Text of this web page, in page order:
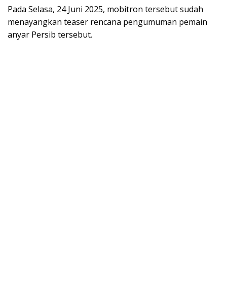
Pada Selasa, 24 Juni 2025, mobitron tersebut sudah
menayangkan teaser rencana pengumuman pemain
anyar Persib tersebut.